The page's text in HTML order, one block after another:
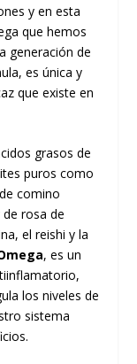
y en esta
que hemos
generación de
es única y
que existe en
grasos de
puros como
comino
rosa de
el reishi y la
, es un
los niveles de
sistema